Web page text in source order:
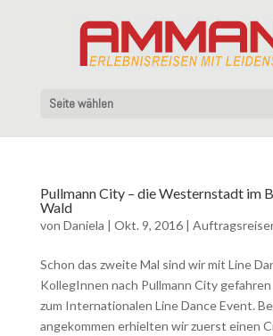
Seite wählen
Pullmann City – die Westernstadt im
Wald
von Daniela | Okt. 9, 2016|
Schon das zweite Mal sind wir mit Line
KollegInnen nach Pullmann City gefahren
zum Internationalen Line Dance Event.
angekommen erhielten wir zuerst einen